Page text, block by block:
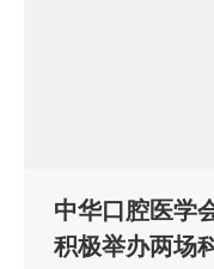
中华口腔医学
积极举办两场